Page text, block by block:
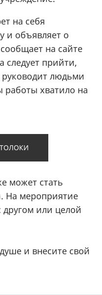
на себя
и объявляет о
на сайте
следует прийти,
руководит людьми
работы хватило на
может стать
На мероприятие
или целой
и внесите свой